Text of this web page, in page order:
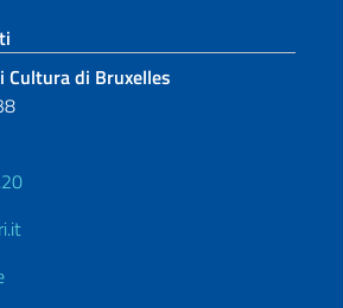
di Bruxelles